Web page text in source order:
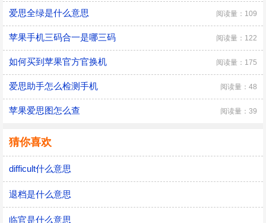
爱思全绿是什么意思 阅读量：109
苹果手机三码合一是哪三码 阅读量：122
如何买到苹果官方官换机 阅读量：175
爱思助手怎么检测手机 阅读量：48
苹果爱思图怎么查 阅读量：39
猜你喜欢
difficult什么意思
退档是什么意思
临官是什么意思